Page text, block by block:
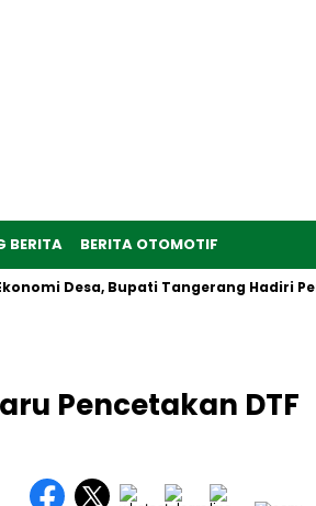
BERITA BERITA OTOMOTIF
Desa, Bupati Tangerang Hadiri
Pencetakan DTF